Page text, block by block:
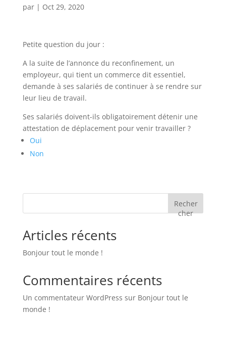
par | Oct 29, 2020
Petite question du jour :
A la suite de l’annonce du reconfinement, un
employeur, qui tient un commerce dit essentiel,
demande à ses salariés de continuer à se rendre sur
leur lieu de travail.
Ses salariés doivent-ils obligatoirement détenir une
attestation de déplacement pour venir travailler ?
Oui
Non
Recher
cher
Articles récents
Bonjour tout le monde !
Commentaires récents
Un commentateur WordPress sur Bonjour tout le
monde !